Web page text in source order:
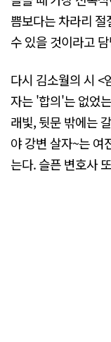
쁨보다는 차라리
수 있을 것이라고
다시 김소월의 시 <
자는 '합의'는 없었
래빛, 뒷문 밖에는
야 강변 살자~는 여
는다. 슬픈 변호사